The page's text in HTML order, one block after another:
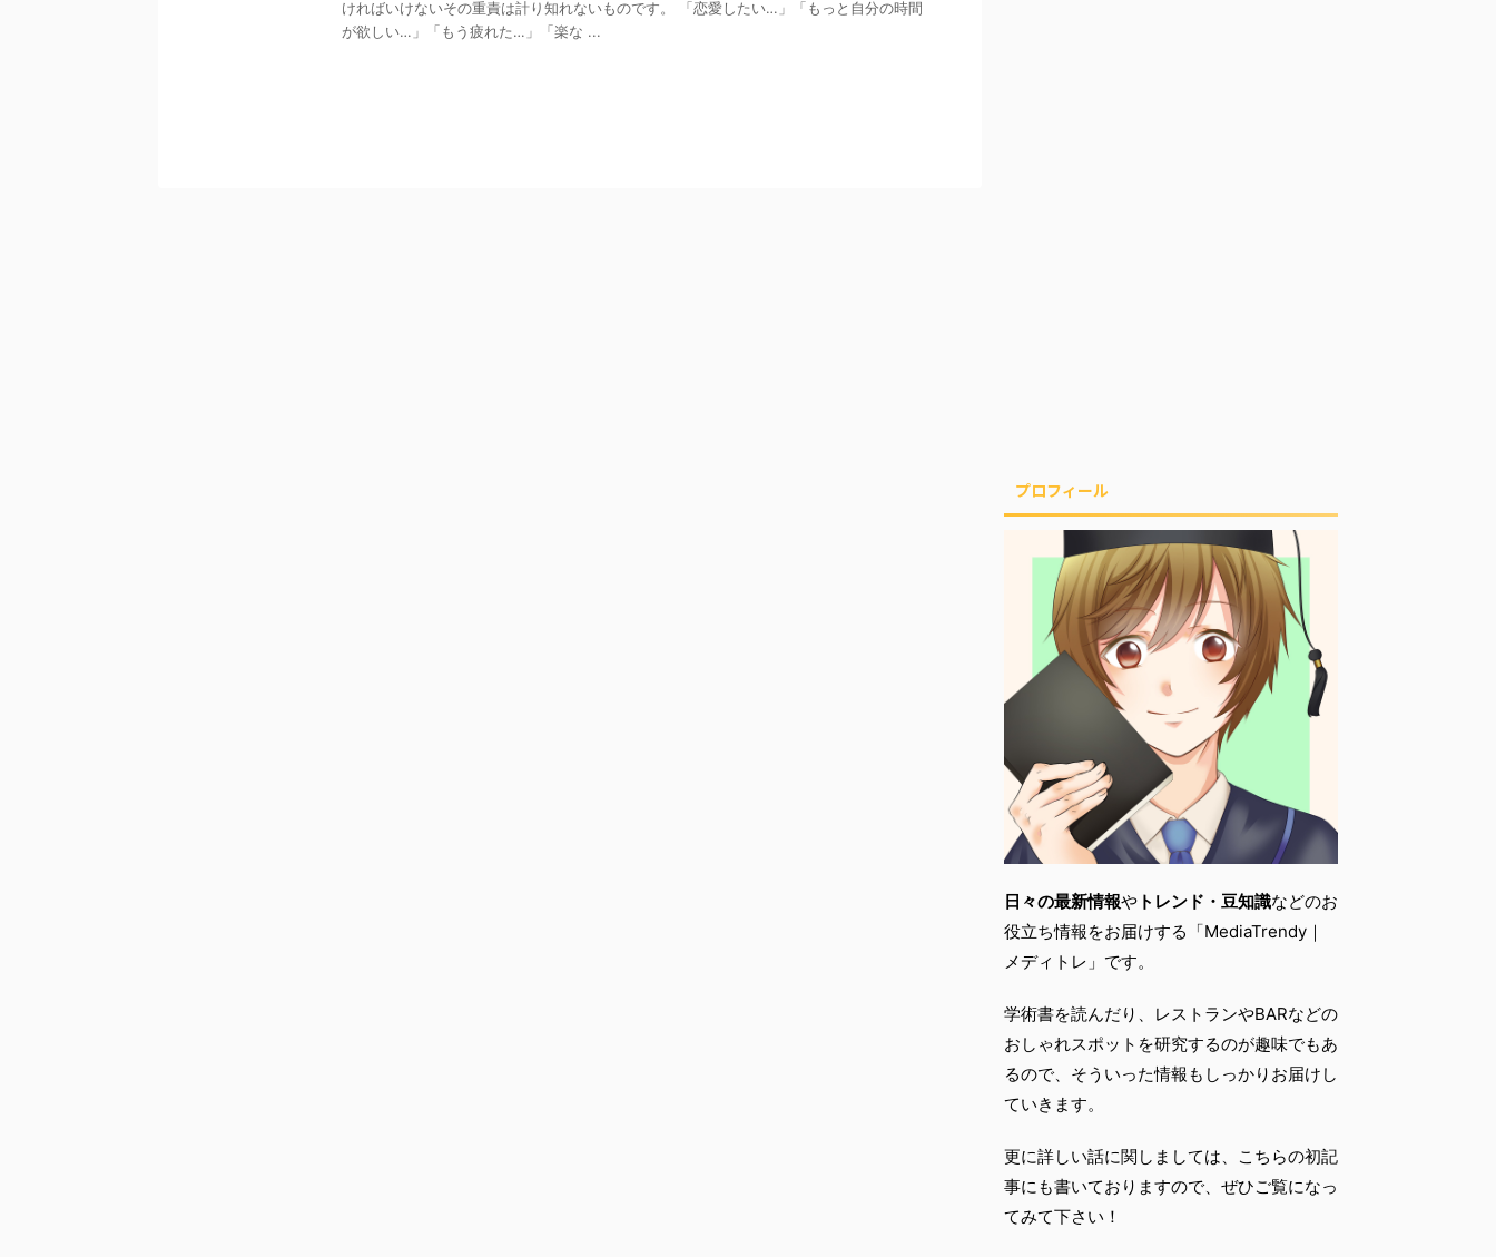
ければいけないその重責は計り知れないものです。 「恋愛したい…」「もっと自分の時間
が欲しい…」「もう疲れた…」「楽な ...
プロフィール
日々の最新情報や トレンド・ 豆知識などのお
役立ち情報をお届けする「MediaTrendy｜
メディトレ」です。
学術書を読んだり、
レストランやBARなどの
おしゃれスポットを研究するのが趣味でもあ
るので、 そういった情報もしっかりお届けし
ていきます。
更に詳しい話に関しましては、こちらの初記
事にも書いておりますので、ぜひご覧になっ
てみて下さい！